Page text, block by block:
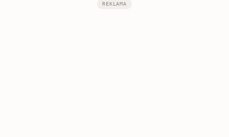
REKLAMA